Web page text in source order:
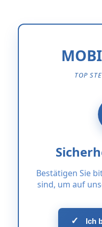
TOP
Bestätigen Sie
sind, um auf
✓ Ich